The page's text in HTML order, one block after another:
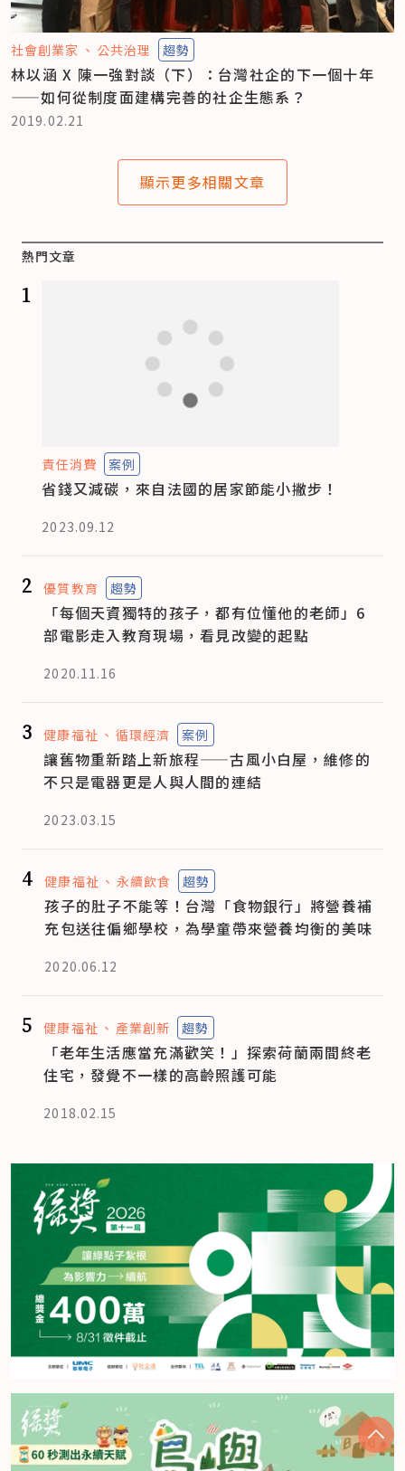
社會創業家 公共治理 趨勢
林以涵 X 陳一強對談（下）：台灣社企的下一個十年
——如何從制度面建構完善的社企生態系？
2019.02.21
顯示更多相關文章
熱門文章
1
責任消費 案例
省錢又減碳，來自法國的居家節能小撇步！
2023.09.12
2 優質教育 趨勢
「每個天資獨特的孩子，都有位懂他的老師」6
部電影走入教育現場，看見改變的起點
2020.11.16
3 健康福祉 循環經濟 案例
讓舊物重新踏上新旅程——古風小白屋，維修的
不只是電器更是人與人間的連結
2023.03.15
4 健康福祉 永續飲食 趨勢
孩子的肚子不能等！台灣「食物銀行」將營養補
充包送往偏鄉學校，為學童帶來營養均衡的美味
2020.06.12
5 健康福祉 產業創新 趨勢
「老年生活應當充滿歡笑！」探索荷蘭兩間終老
住宅，發覺不一樣的高齡照護可能
2018.02.15